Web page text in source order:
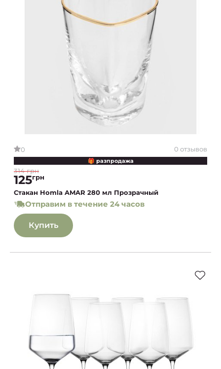
0 0 отзывов
🎁 разпродажа
314 грн
125грн
Стакан Homla AMAR 280 мл Прозрачный
Отправим в течение 24 часов
Купить